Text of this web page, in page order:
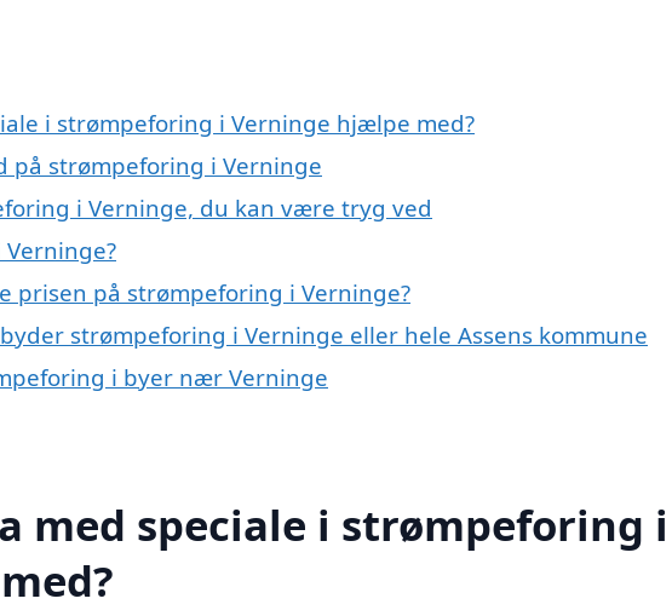
i strømpeforing i Verninge hjælpe med?
strømpeforing i Verninge
i Verninge, du kan være tryg ved
prisen på strømpeforing i Verninge?
strømpeforing i Verninge eller hele Assens kommune
i byer nær Verninge
med speciale i strømpeforing i